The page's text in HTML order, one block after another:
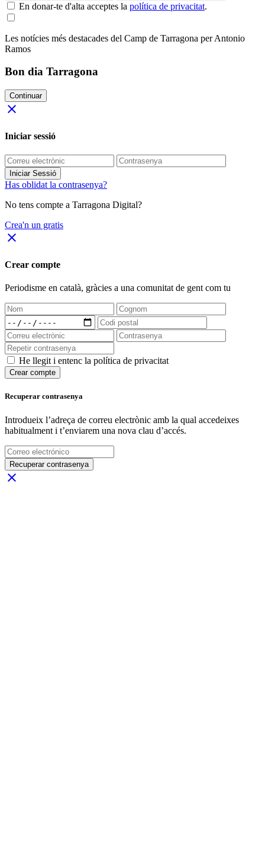
En donar-te d'alta acceptes la política de privacitat.
Les notícies més destacades del Camp de Tarragona per Antonio
Ramos
Bon dia Tarragona
Continuar
close
Iniciar sessió
Iniciar Sessió
Has oblidat la contrasenya?
No tens compte a Tarragona Digital?
Crea'n un gratis
close
Crear compte
Periodisme en català, gràcies a una comunitat de gent com tu
He llegit i entenc la política de privacitat
Crear compte
Recuperar contrasenya
Introdueix l’adreça de correu electrònic amb la qual accedeixes
habitualment i t’enviarem una nova clau d’accés.
Recuperar contrasenya
close